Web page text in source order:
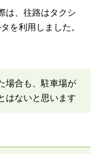
は、往路はタクシ
を利用しました。
場合も、駐車場が
はないと思います